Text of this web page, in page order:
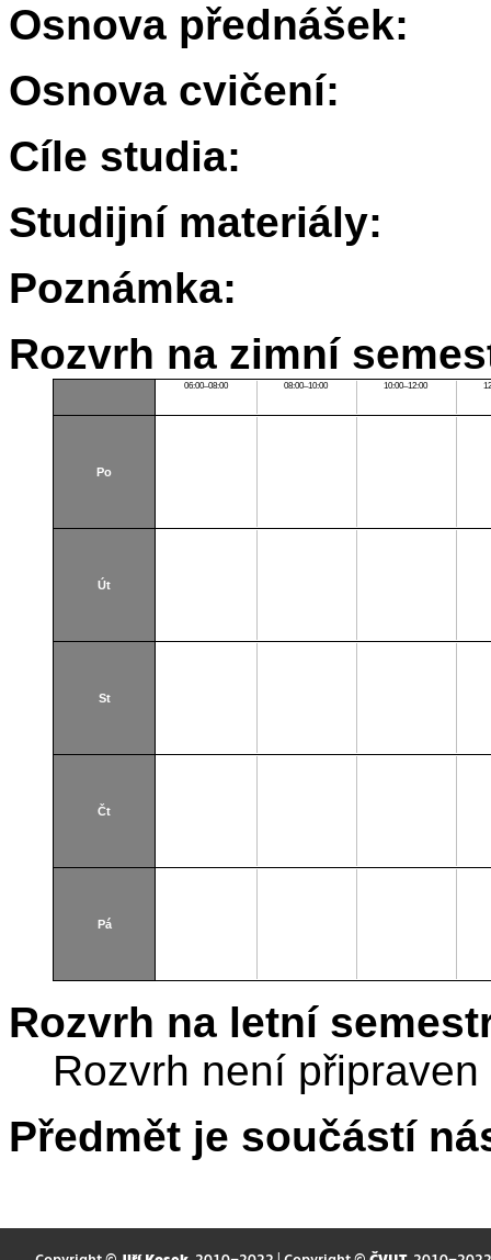
Osnova přednášek:
Osnova cvičení:
Cíle studia:
Studijní materiály:
Poznámka:
Rozvrh na zimní
06:00–08:00 08:00–10:00 10:00–12:00
Po
Út
St
Čt
Pá
Rozvrh na letní
Rozvrh není připraven
Předmět je součástí